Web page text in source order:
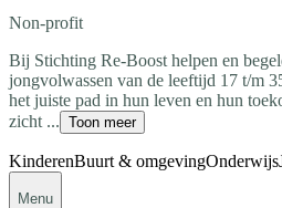
Non-profit
Bij Stichting Re-Boost helpen en
jongvolwassen van de leeftijd 17 t/m
het juiste pad in hun leven en hun
zicht ... Toon meer
KinderenBuurt & omgevingOnderwijs
Menu